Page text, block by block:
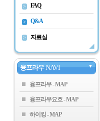
> FAQ
> Q&A
> 자료실
융프라우 NAVI ▼
융프라우
융프라우요흐
하이킹